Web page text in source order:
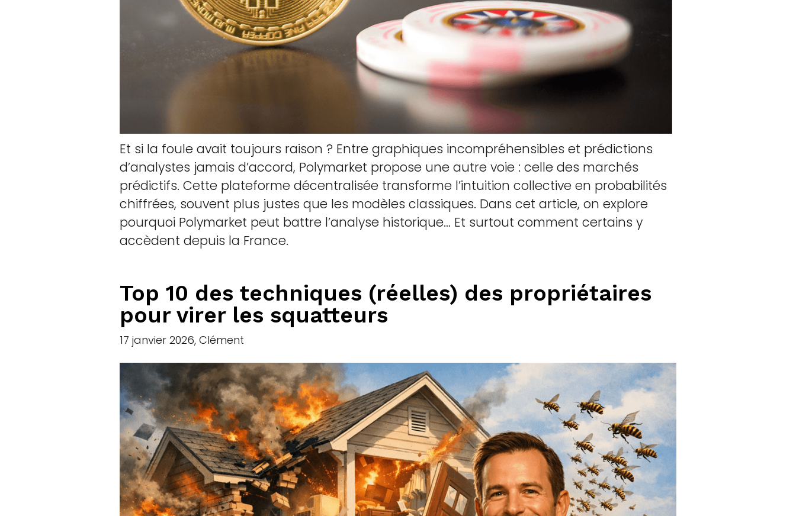
Et si la foule avait toujours raison ? Entre graphiques incompréhensibles et prédictions
d’analystes jamais d’accord, Polymarket propose une autre voie : celle des marchés
prédictifs. Cette plateforme décentralisée transforme l’intuition collective en probabilités
chiffrées, souvent plus justes que les modèles classiques. Dans cet article, on explore
pourquoi Polymarket peut battre l’analyse historique… Et surtout comment certains y
accèdent depuis la France.
Top 10 des techniques (réelles) des propriétaires
pour virer les squatteurs
17 janvier 2026, Clément